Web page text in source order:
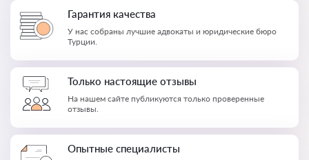
Гарантия качества
У нас собраны лучшие адвокаты и юридические бюро
Турции.
Только настоящие отзывы
На нашем сайте публикуются только проверенные
отзывы.
Опытные специалисты